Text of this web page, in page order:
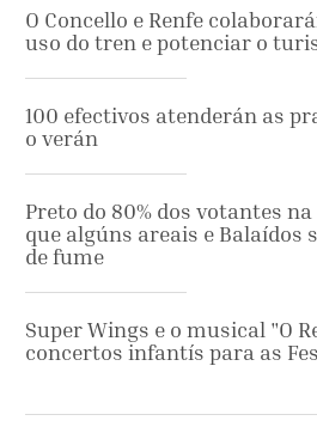
O Concello e Renfe
uso do tren e potenciar o
100 efectivos atenderán as
o verán
Preto do 80% dos votantes
que algúns areais e Balaídos
de fume
Super Wings e o musical "O
concertos infantís para as